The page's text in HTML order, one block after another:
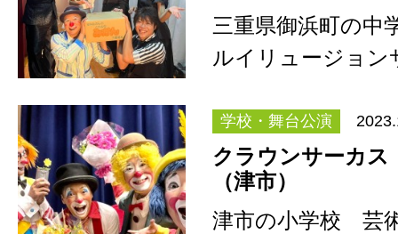
三重県御浜町の
ルイリュージョン
事…
学校・舞台公演
クラウンサーカ
（津市）
津市の小学校 芸